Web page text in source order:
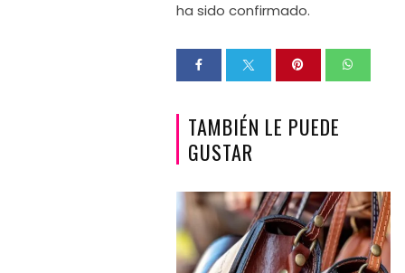
ha sido confirmado.
TAMBIÉN LE PUEDE
GUSTAR